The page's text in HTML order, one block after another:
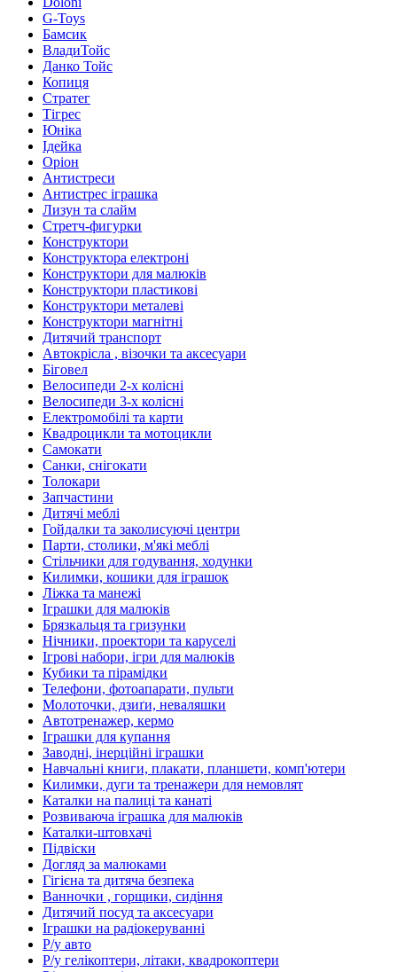
G-Toys
Бамсик
ВладиТойс
Данко Тойс
Копиця
Стратег
Тігрес
Юніка
Ідейка
Оріон
Антистреси
Антистрес іграшка
Лизун та слайм
Стретч-фигурки
Конструктори
Конструктора електроні
Конструктори для малюків
Конструктори пластикові
Конструктори металеві
Конструктори магнітні
Дитячий транспорт
Автокрісла , візочки та аксесуари
Біговел
Велосипеди 2-х колісні
Велосипеди 3-х колісні
Електромобілі та карти
Квадроцикли та мотоцикли
Самокати
Санки, снігокати
Толокари
Запчастини
Дитячі меблі
Гойдалки та заколисуючі центри
Парти, столики, м'які меблі
Стільчики для годування, ходунки
Килимки, кошики для іграшок
Ліжка та манежі
Іграшки для малюків
Брязкальця та гризунки
Нічники, проектори та каруселі
Ігрові набори, ігри для малюків
Кубики та пірамідки
Телефони, фотоапарати, пульти
Молоточки, дзиґи, неваляшки
Автотренажер, кермо
Іграшки для купання
Заводні, інерційні іграшки
Навчальні книги, плакати, планшети, комп'ютери
Килимки, дуги та тренажери для немовлят
Каталки на палиці та канаті
Розвиваюча іграшка для малюків
Каталки-штовхачі
Підвіски
Догляд за малюками
Гігієна та дитяча безпека
Ванночки , горщики, сидіння
Дитячий посуд та аксесуари
Іграшки на радіокеруванні
Р/у авто
Р/у гелікоптери, літаки, квадрокоптери